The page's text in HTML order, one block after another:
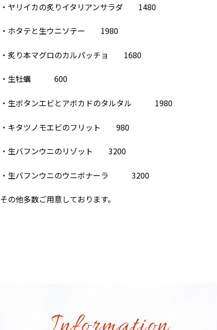
・ヤリイカの炙りイタリアンサラダ 1480
・ホタテと生ウニソテー 1980
・炙り本マグロのカルパッチョ 1680
・生牡蠣 600
・生ボタンエビとアボカドのタルタル 1980
・キタツノモエビのフリット 980
・生バフンウニのリゾット 3200
・生バフンウニのウニボナーラ 3200
その他多数ご用意しております。